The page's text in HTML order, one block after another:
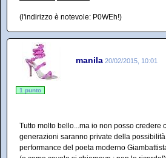
(l'indirizzo è notevole: P0WEh!)
manila 20/02/2015, 10:01
1 punto
Tutto molto bello...ma io non posso credere
generazioni saranno private della
performance del poeta moderno